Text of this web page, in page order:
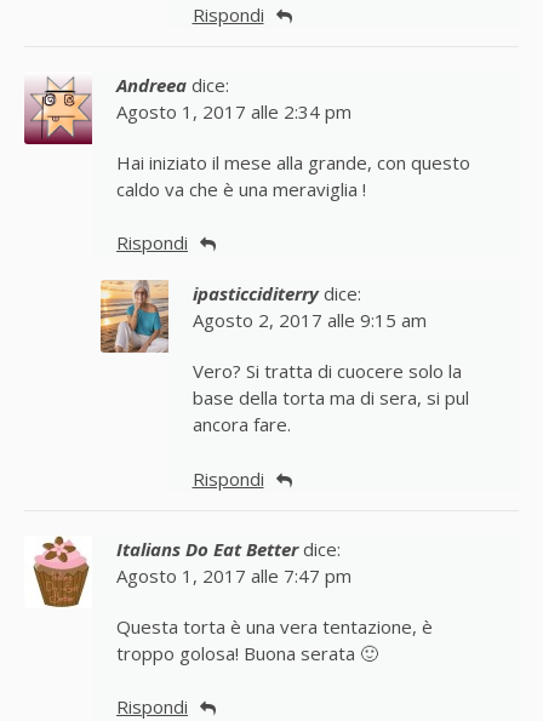
Rispondi
Andreea dice:
Agosto 1, 2017 alle 2:34 pm
Hai iniziato il mese alla grande, con questo
caldo va che è una meraviglia !
Rispondi
ipasticciditerry dice:
Agosto 2, 2017 alle 9:15 am
Vero? Si tratta di cuocere solo la
base della torta ma di sera, si pul
ancora fare.
Rispondi
Italians Do Eat Better dice:
Agosto 1, 2017 alle 7:47 pm
Questa torta è una vera tentazione, è
troppo golosa! Buona serata 🙂
Rispondi